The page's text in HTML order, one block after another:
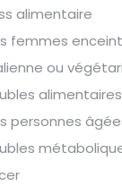
alimentaire
femmes
ou
alimentaires
personnes